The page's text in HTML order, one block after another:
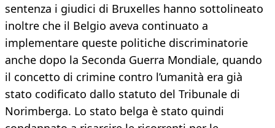
sentenza i giudici di Bruxelles hanno sottolineato
inoltre che il Belgio aveva continuato a
implementare queste politiche discriminatorie
anche dopo la Seconda Guerra Mondiale, quando
il concetto di crimine contro l’umanità era già
stato codificato dallo statuto del Tribunale di
Norimberga. Lo stato belga è stato quindi